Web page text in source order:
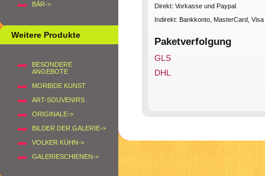
BÄR->
Weitere Produkte
BESONDERE
ANGEBOTE
MORBIDE KUNST
ART-SOUVENIRS
ORIGINALE->
BILDER DER GALERIE->
VOLKER KÜHN->
GALERIESCHIENEN->
Direkt: Vorkasse und Paypal
Indirekt: Bankkonto, MasterCard,
Paketverfolgung
GLS
DHL